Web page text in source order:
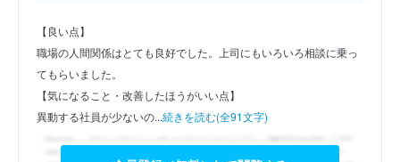
【良い点】
職場の人間関係はとても良好でした。上司にもいろいろ相談に乗っ
てもらいました。
【気になること・改善したほうがいい点】
異動する社員が少ないの...続きを読む(全91文字)